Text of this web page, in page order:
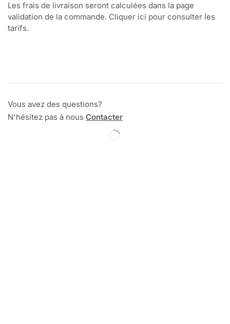
Les frais de livraison seront calculées dans la page
validation de la commande. Cliquer ici pour consulter les
tarifs.
Vous avez des questions?
N'hésitez pas à nous Contacter